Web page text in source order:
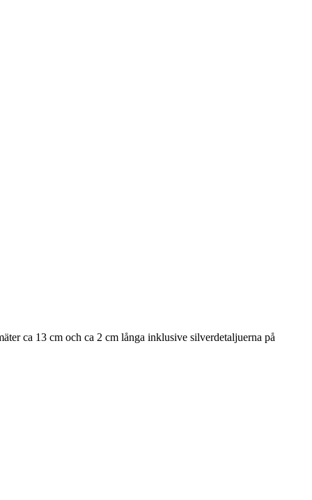
ca 13 cm och ca 2 cm långa inklusive silverdetaljuerna på